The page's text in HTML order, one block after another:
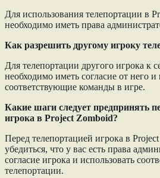
Для использования телепортации в
необходимо иметь права
Как разрешить другому игроку
Для телепортации другого игрока к
необходимо иметь согласие от него и
соответствующие команды в игре.
Какие шаги следует предпринять
игрока в Project Zomboid?
Перед телепортацией игрока в
убедиться, что у вас есть права
согласие игрока и использовать
телепортации.